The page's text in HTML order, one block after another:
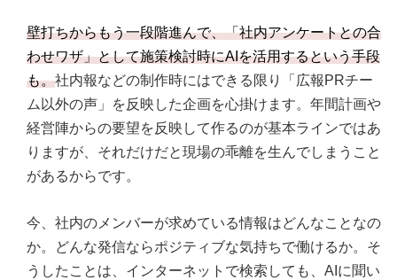
壁打ちからもう一段階進んで、「社内アンケートとの合
わせワザ」として施策検討時にAIを活用するという手段
も。社内報などの制作時にはできる限り「広報PRチー
ム以外の声」を反映した企画を心掛けます。年間計画や
経営陣からの要望を反映して作るのが基本ラインではあ
りますが、それだけだと現場の乖離を生んでしまうこと
があるからです。
今、社内のメンバーが求めている情報はどんなことなの
か。どんな発信ならポジティブな気持ちで働けるか。そ
うしたことは、インターネットで検索しても、AIに聞い